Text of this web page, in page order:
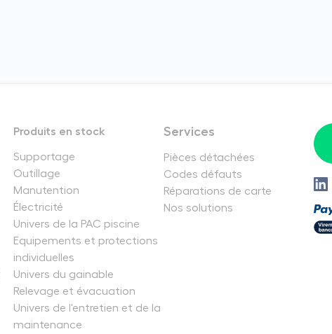
Produits en stock
Supportage
Outillage
Manutention
Électricité
Univers de la PAC piscine
Equipements et protections
individuelles
Univers du gainable
Relevage et évacuation
Univers de l'entretien et de la
maintenance
Services
Pièces détachées
Codes défauts
Réparations de carte
Nos solutions